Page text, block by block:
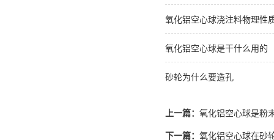
氧化铝空心球浇注料物理性
氧化铝空心球是干什么用的
砂轮为什么要造孔
上一篇： 氧化铝空心球是粉
下一篇： 氧化铝空心球在砂